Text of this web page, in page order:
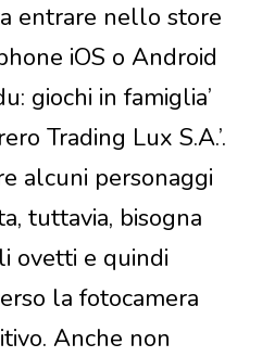
entrare nello store
iOS o Android
giochi in famiglia’
Trading Lux S.A.’.
alcuni personaggi
tuttavia, bisogna
ovetti e quindi
la fotocamera
Anche non